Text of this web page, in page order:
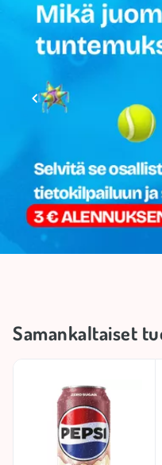
Kokoelma
Alkuperämaa
Tuotemerkki
Samankaltaiset